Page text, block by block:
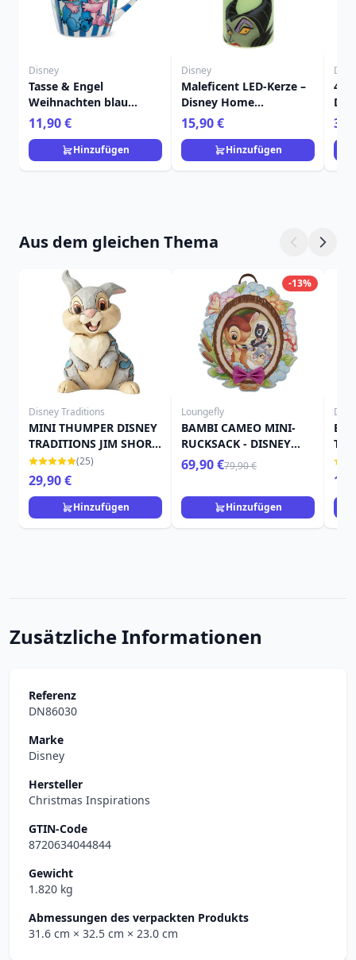
Disney
Tasse & Engel
Weihnachten blau
450ml - Egan Disney
Home
11,90 €
Hinzufügen
Disney
Maleficent LED-Kerze –
Disney Home
Frangrance Collection
15,90 €
Hinzufügen
Aus dem gleichen Thema
Disney Traditions
MINI THUMPER DISNEY
TRADITIONS JIM SHORE
FIGUR
(25)
29,90 €
Hinzufügen
-13%
Loungefly
BAMBI CAMEO MINI-
RUCKSACK - DISNEY
LOUNGEFLY
69,90 €79,90 €
Hinzufügen
Zusätzliche Informationen
Referenz
DN86030
Marke
Disney
Hersteller
Christmas Inspirations
GTIN-Code
8720634044844
Gewicht
1.820 kg
Abmessungen des verpackten Produkts
31.6 cm × 32.5 cm × 23.0 cm